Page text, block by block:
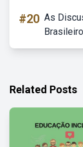
#20 As
Related Posts